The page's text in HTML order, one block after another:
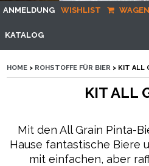
ANMELDUNG WISHLIST
KATALOG
HOME > ROHSTOFFE FÜR BIER > KIT ALL
KIT ALL
Mit den All Grain Pinta-
Hause fantastische Biere
mit einfachen, aber